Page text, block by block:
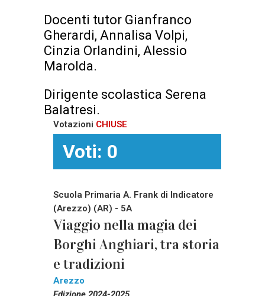
Docenti tutor Gianfranco
Gherardi, Annalisa Volpi,
Cinzia Orlandini, Alessio
Marolda.
Dirigente scolastica Serena
Balatresi.
Votazioni CHIUSE
Voti: 0
Scuola Primaria A. Frank di Indicatore
(Arezzo) (AR) - 5A
Viaggio nella magia dei
Borghi Anghiari, tra storia
e tradizioni
Arezzo